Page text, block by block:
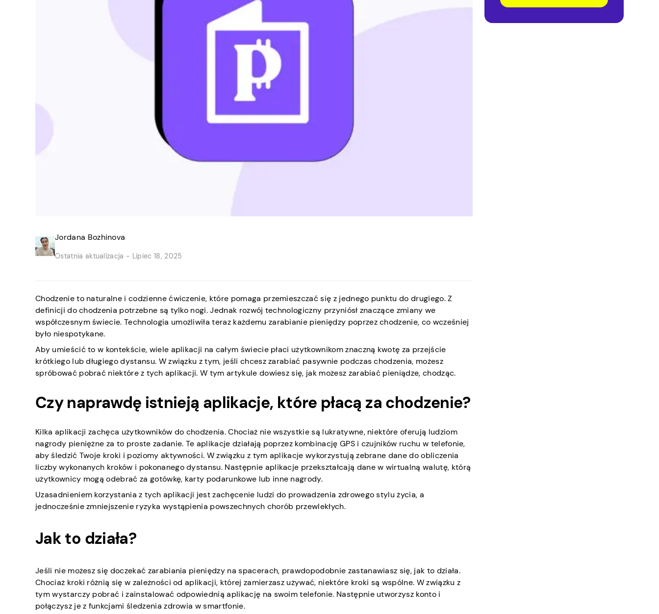
Jordana Bozhinova
Ostatnia aktualizacja - Lipiec 18, 2025
Chodzenie to naturalne i codzienne ćwiczenie, które pomaga przemieszczać się z jednego punktu do drugiego. Z
definicji do chodzenia potrzebne są tylko nogi. Jednak rozwój technologiczny przyniósł znaczące zmiany we
współczesnym świecie. Technologia umożliwiła teraz każdemu zarabianie pieniędzy poprzez chodzenie, co wcześniej
było niespotykane.
Aby umieścić to w kontekście, wiele aplikacji na całym świecie płaci użytkownikom znaczną kwotę za przejście
krótkiego lub długiego dystansu. W związku z tym, jeśli chcesz zarabiać pasywnie podczas chodzenia, możesz
spróbować pobrać niektóre z tych aplikacji. W tym artykule dowiesz się, jak możesz zarabiać pieniądze, chodząc.
Czy naprawdę istnieją aplikacje, które płacą za chodzenie?
Kilka aplikacji zachęca użytkowników do chodzenia. Chociaż nie wszystkie są lukratywne, niektóre oferują ludziom
nagrody pieniężne za to proste zadanie. Te aplikacje działają poprzez kombinację GPS i czujników ruchu w telefonie,
aby śledzić Twoje kroki i poziomy aktywności. W związku z tym aplikacje wykorzystują zebrane dane do obliczenia
liczby wykonanych kroków i pokonanego dystansu. Następnie aplikacje przekształcają dane w wirtualną walutę, którą
użytkownicy mogą odebrać za gotówkę, karty podarunkowe lub inne nagrody.
Uzasadnieniem korzystania z tych aplikacji jest zachęcenie ludzi do prowadzenia zdrowego stylu życia, a
jednocześnie zmniejszenie ryzyka wystąpienia powszechnych chorób przewlekłych.
Jak to działa?
Jeśli nie możesz się doczekać zarabiania pieniędzy na spacerach, prawdopodobnie zastanawiasz się, jak to działa.
Chociaż kroki różnią się w zależności od aplikacji, której zamierzasz używać, niektóre kroki są wspólne. W związku z
tym wystarczy pobrać i zainstalować odpowiednią aplikację na swoim telefonie. Następnie utworzysz konto i
połączysz je z funkcjami śledzenia zdrowia w smartfonie.